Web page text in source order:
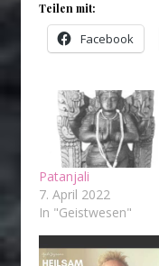
Teilen mit:
Facebook
Patanjali
7. April 2022
In "Geistwesen"